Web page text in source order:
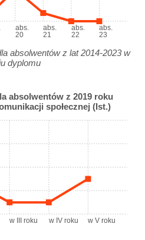
abs.
20
abs.
21
abs.
22
abs.
23
absolwentów z lat 2014-2023 w
dyplomu
absolwentów z 2019 roku
społecznej (Ist.)
w III roku w IV roku w V roku